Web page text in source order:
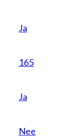
Ja
165
Ja
Nee